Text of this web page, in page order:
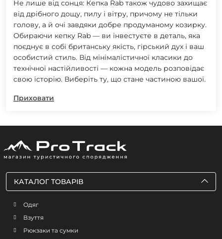
Не лише від сонця: Кепка Rab також чудово захищає
від дрібного дощу, пилу і вітру, причому не тільки
голову, а й очі завдяки добре продуманому козирку.
Обираючи кепку Rab — ви інвестуєте в деталь, яка
поєднує в собі британську якість, гірський дух і ваш
особистий стиль. Від мінімалістичної класики до
технічної настійливості — кожна модель розповідає
свою історію. Виберіть ту, що стане частиною вашої.
Приховати
КАТАЛОГ ТОВАРІВ
Одяг
Взуття
Рюкзаки та сумки